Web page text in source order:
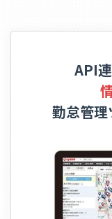
API
勤怠管